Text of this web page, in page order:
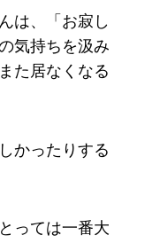
は、「お寂し
気持ちを汲み
た居なくなる
かったりする
っては一番大